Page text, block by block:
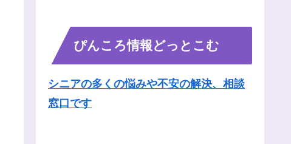
ぴんころ情報どっとこむ
シニアの多くの悩みや不安の解決、相談
窓口です